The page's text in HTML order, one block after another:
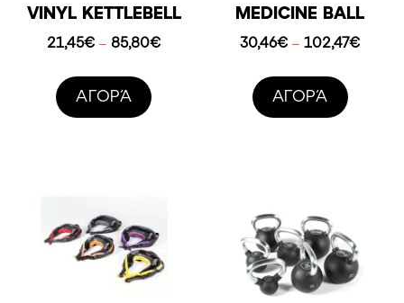
VINYL KETTLEBELL
21,45€ – 85,80€Price
AΓΟΡΆ
MEDICINE BALL
30,46€ – 102,47€Price
AΓΟΡΆ